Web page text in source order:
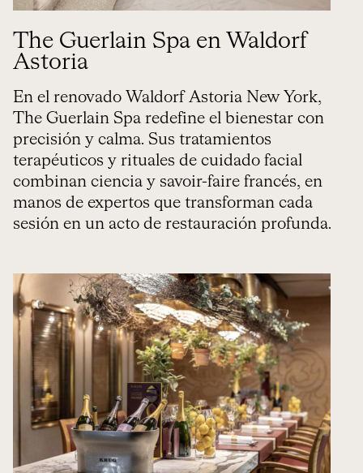
The Guerlain Spa en Waldorf
Astoria
En el renovado Waldorf Astoria New York,
The Guerlain Spa redefine el bienestar con
precisión y calma. Sus tratamientos
terapéuticos y rituales de cuidado facial
combinan ciencia y savoir-faire francés, en
manos de expertos que transforman cada
sesión en un acto de restauración profunda.